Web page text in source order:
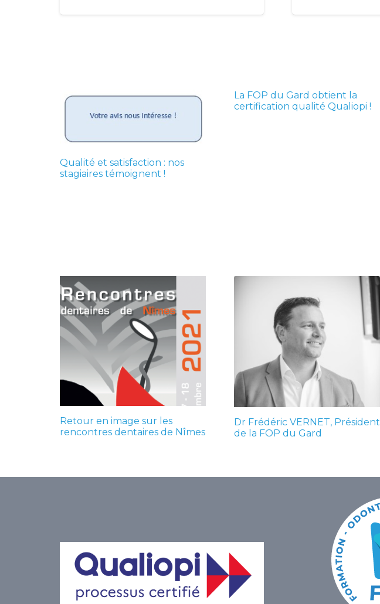
Qualité et satisfaction : nos
stagiaires témoignent !
La FOP du Gard obtient la
certification qualité Qualiopi !
Retour en image sur les
rencontres dentaires de Nîmes
Dr Frédéric VERNET, Président
de la FOP du Gard